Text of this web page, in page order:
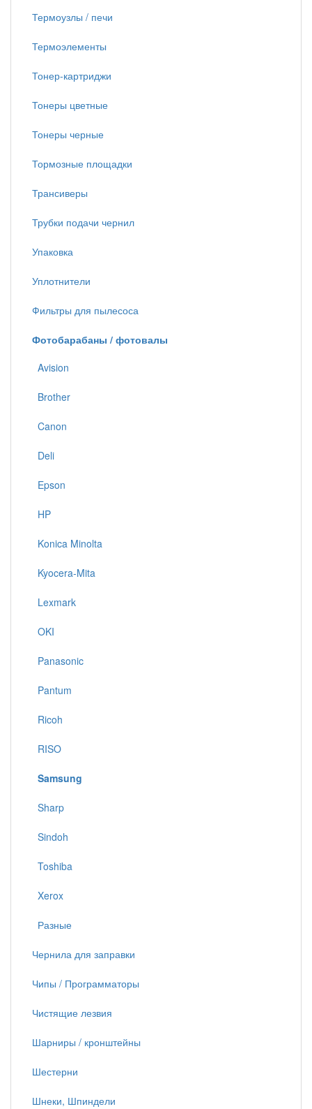
Термоузлы / печи
Термоэлементы
Тонер-картриджи
Тонеры цветные
Тонеры черные
Тормозные площадки
Трансиверы
Трубки подачи чернил
Упаковка
Уплотнители
Фильтры для пылесоса
Фотобарабаны / фотовалы
Avision
Brother
Canon
Deli
Epson
HP
Konica Minolta
Kyocera-Mita
Lexmark
OKI
Panasonic
Pantum
Ricoh
RISO
Samsung
Sharp
Sindoh
Toshiba
Xerox
Разные
Чернила для заправки
Чипы / Программаторы
Чистящие лезвия
Шарниры / кронштейны
Шестерни
Шнеки, Шпиндели